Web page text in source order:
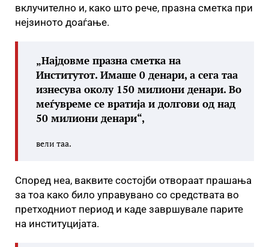
вклучително и, како што рече, празна сметка при
нејзиното доаѓање.
„Најдовме празна сметка на
Институтот. Имаше 0 денари, а сега таа
изнесува околу 150 милиони денари. Во
меѓувреме се вратија и долгови од над
50 милиони денари“,
вели таа.
Според неа, ваквите состојби отвораат прашања
за тоа како било управувано со средствата во
претходниот период и каде завршувале парите
на институцијата.